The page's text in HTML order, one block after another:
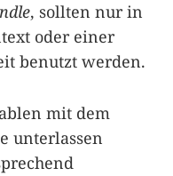
, sollten nur in
oder einer
benutzt werden.
mit dem
unterlassen